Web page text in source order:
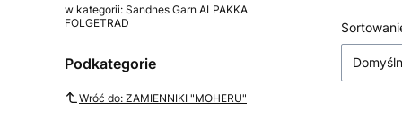
w kategorii: Sandnes Garn ALPAKKA
FOLGETRAD
Podkategorie
Wróć do: ZAMIENNIKI "MOHERU"
Lista